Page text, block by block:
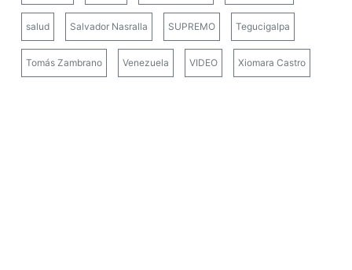
salud Salvador Nasralla SUPREMO Tegucigalpa
Tomás Zambrano Venezuela VIDEO Xiomara Castro